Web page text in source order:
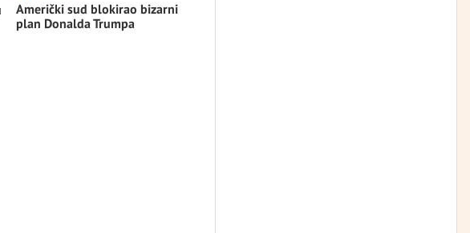
Američki sud blokirao bizarni
plan Donalda Trumpa